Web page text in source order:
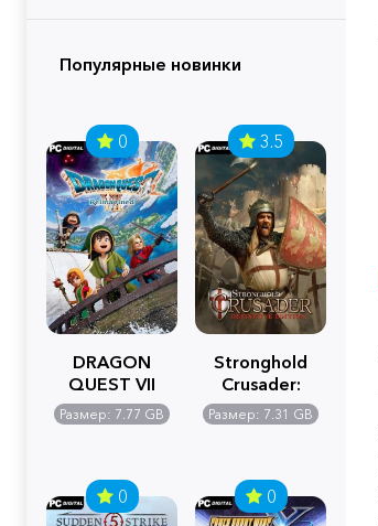
Популярные новинки
0
DRAGON
QUEST VII
Reimagined
Размер: 7.77 GB
3.5
Stronghold
Crusader:
Definitive
Edition
Размер: 7.31 GB
0 0